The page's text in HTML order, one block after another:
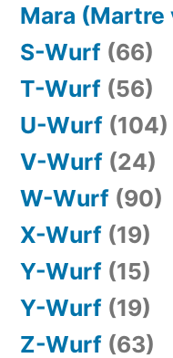
Mara (Martre
S-Wurf (66)
T-Wurf (56)
U-Wurf (104)
V-Wurf (24)
W-Wurf (90)
X-Wurf (19)
Y-Wurf (15)
Y-Wurf (19)
Z-Wurf (63)